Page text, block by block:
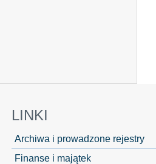
LINKI
Archiwa i prowadzone rejestry
Finanse i majątek